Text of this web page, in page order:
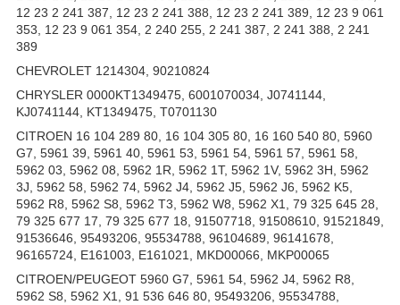
12 23 2 241 387, 12 23 2 241 388, 12 23 2 241 389, 12 23 9 061
353, 12 23 9 061 354, 2 240 255, 2 241 387, 2 241 388, 2 241
389
CHEVROLET 1214304, 90210824
CHRYSLER 0000KT1349475, 6001070034, J0741144,
KJ0741144, KT1349475, T0701130
CITROEN 16 104 289 80, 16 104 305 80, 16 160 540 80, 5960
G7, 5961 39, 5961 40, 5961 53, 5961 54, 5961 57, 5961 58,
5962 03, 5962 08, 5962 1R, 5962 1T, 5962 1V, 5962 3H, 5962
3J, 5962 58, 5962 74, 5962 J4, 5962 J5, 5962 J6, 5962 K5,
5962 R8, 5962 S8, 5962 T3, 5962 W8, 5962 X1, 79 325 645 28,
79 325 677 17, 79 325 677 18, 91507718, 91508610, 91521849,
91536646, 95493206, 95534788, 96104689, 96141678,
96165724, E161003, E161021, MKD00066, MKP00065
CITROEN/PEUGEOT 5960 G7, 5961 54, 5962 J4, 5962 R8,
5962 S8, 5962 X1, 91 536 646 80, 95493206, 95534788,